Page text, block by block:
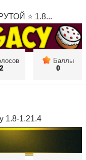
⭐ 1.8...
2
Баллы
0
1.21.4